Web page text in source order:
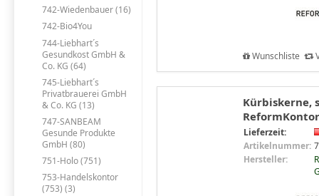
742-Wiedenbauer (16)
742-Bio4You
744-Liebhart´s
Gesundkost GmbH &
Co. KG (64)
745-Liebhart´s
Privatbrauerei GmbH
& Co. KG (13)
747-SANBEAM
Gesunde Produkte
GmbH (80)
751-Holo (751)
753-Handelskontor
(753) (3)
Wunschliste
Kürbiskerne,
Lieferzeit:
Artikelnummer:
Hersteller: